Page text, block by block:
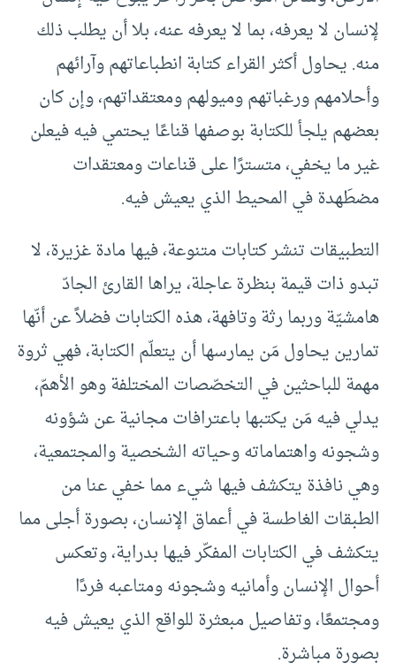
لإنسان لا يعرفه، بما لا يعرفه عنه، بلا أن يطلب ذلك
منه. يحاول أكثر القراء كتابة انطباعاتهم وآرائهم
وأحلامهم ورغباتهم وميولهم ومعتقداتهم، وإن كان
بعضهم يلجأ للكتابة بوصفها قناعًا يحتمي فيه فيعلن
غير ما يخفي، متسترًا على قناعات ومعتقدات
مضطَهدة في المحيط الذي يعيش فيه.
التطبيقات تنشر كتابات متنوعة، فيها مادة غزيرة، لا
تبدو ذات قيمة بنظرة عاجلة، يراها القارئ الجادّ
هامشيّة وربما رثة وتافهة، هذه الكتابات فضلاً عن أنّها
تمارين يحاول مَن يمارسها أن يتعلّم الكتابة، فهي ثروة
مهمة للباحثين في التخصّصات المختلفة وهو الأهمّ،
يدلي فيه مَن يكتبها باعترافات مجانية عن شؤونه
وشجونه واهتماماته وحياته الشخصية والمجتمعية،
وهي نافذة يتكشف فيها شيء مما خفي عنا من
الطبقات الغاطسة في أعماق الإنسان، بصورة أجلى مما
يتكشف في الكتابات المفكّر فيها بدراية، وتعكس
أحوال الإنسان وأمانيه وشجونه ومتاعبه فردًا
ومجتمعًا، وتفاصيل مبعثرة للواقع الذي يعيش فيه
بصورة مباشرة.